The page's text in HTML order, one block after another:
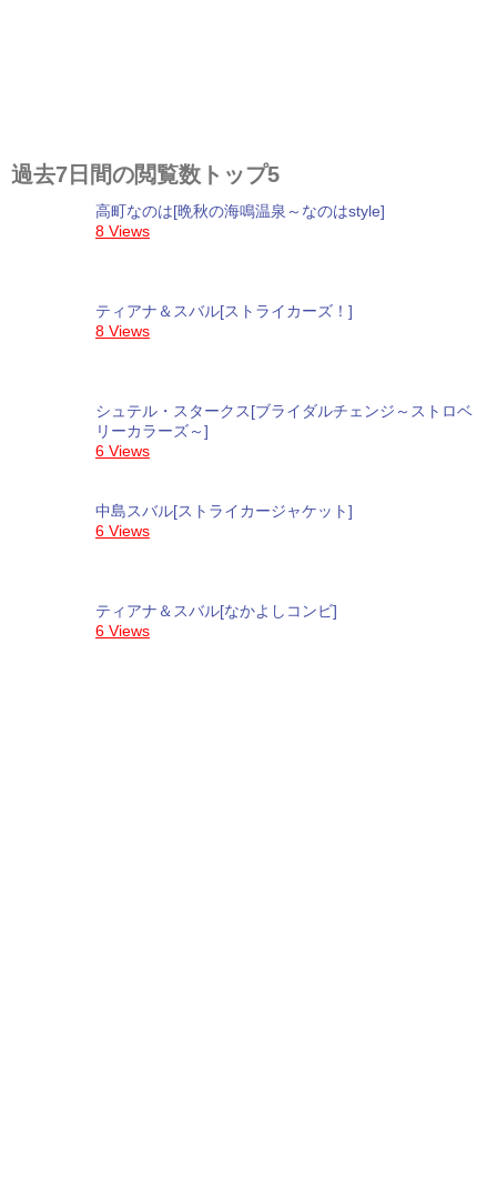
過去7日間の閲覧数トップ5
高町なのは[晩秋の海鳴温泉～なのはstyle]
8 Views
ティアナ＆スバル[ストライカーズ！]
8 Views
シュテル・スタークス[ブライダルチェンジ～ストロベ
リーカラーズ～]
6 Views
中島スバル[ストライカージャケット]
6 Views
ティアナ＆スバル[なかよしコンビ]
6 Views